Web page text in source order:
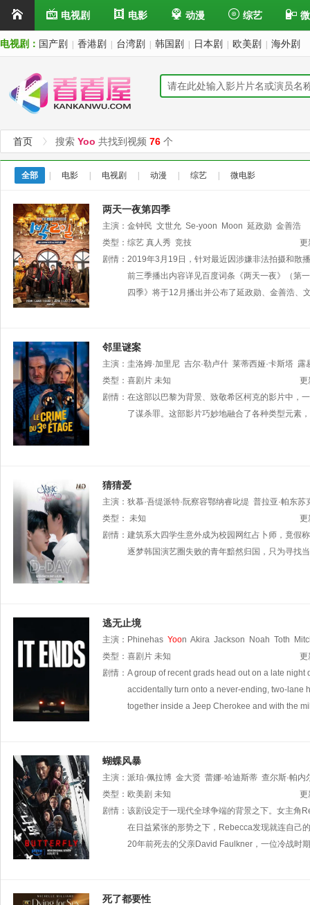
电视剧 电影 动漫 综艺
电视剧： 国产剧 香港剧 台湾剧 韩国剧 日本剧 欧美剧 海外剧
首页 搜索 Yoo 共找到视频 76 个
全部 电影 电视剧 动漫 综艺 微电影
两天一夜第四季
主演： 金钟民 文世允 Se-yoon Moon 延政勋 金善浩
类型： 综艺 真人秀 竞技
更
剧情： 2019年3月19日，针对最近因涉嫌非法拍摄和散
前三季播出内容详见百度词条《两天一夜》（第
四季》将于12月播出并公布了延政勋、金善浩
邻里谜案
主演： 圭洛姆·加里尼 吉尔·勒卢什 莱蒂西娅·卡斯塔 露
Jenna·Knafo Katayoon·Latif 伊
类型： 喜剧片 未知
更
剧情： 在这部以巴黎为背景、致敬希区柯克的影片中，
了谋杀罪。这部影片巧妙地融合了各种类型元素
猜猜爱
主演： 狄慕·吾缇派特·阮察容鄂纳睿叱缇 普拉亚·帕东苏
类型： 未知
更
剧情： 建筑系大四学生意外成为校园网红占卜师，竟假
逐梦韩国演艺圈失败的青年黯然归国，只为寻找
逃无止境
主演： Phinehas Yoon Akira Jackson Noah Toth
类型： 喜剧片 未知
更
剧情： A group of recent grads head out on a late
accidentally turn onto a never-ending, two-lane
together inside a Jeep Cherokee and with the
蝴蝶风暴
主演： 派珀·佩拉博 金大贤 蕾娜·哈迪斯蒂 查尔斯·帕内
Joe
Nowell 亨利·伊安·库斯克 安东尼·
类型： 欧美剧 未知
更
剧情： 该剧设定于一现代全球争端的背景之下。女主角
在日益紧张的形势之下，Rebecca发现就连自己
20年前死去的父亲David Faulkner，一位冷战时
死了都要性